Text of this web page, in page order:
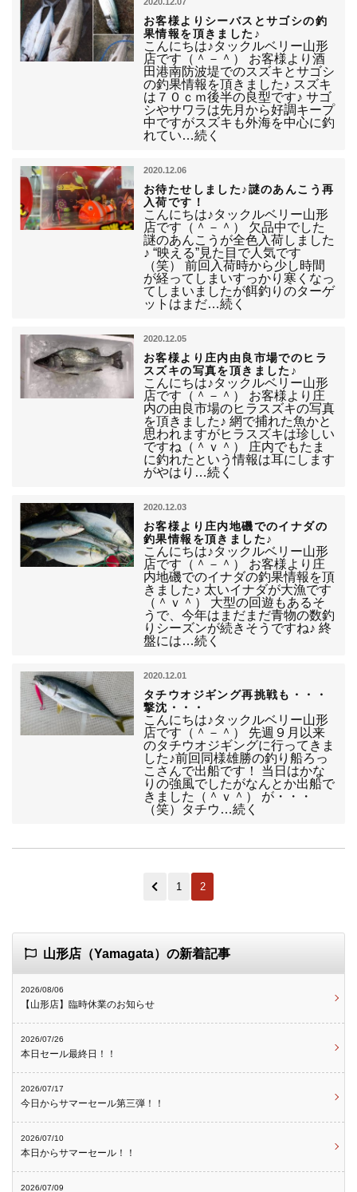
お客様よりシーバスとサゴシの釣
果情報を頂きました♪
こんにちは♪タックルベリー山形
店です（＾－＾） お客様より酒
田港南防波堤でのスズキとサゴシ
の釣果情報を頂きました♪ スズキ
は７０ｃｍ後半の良型です♪ サゴ
シやサワラは先月から好調キープ
中ですがスズキも外海を中心に釣
れてい…続く
2020.12.06
お待たせしました♪謎のあんこう再
入荷です！
こんにちは♪タックルベリー山形
店です（＾－＾） 欠品中でした
謎のあんこうが全色入荷しました
♪ “映える”見た目で人気です
（笑） 前回入荷時から少し時間
が経ってしまいすっかり寒くなっ
てしまいましたが餌釣りのターゲ
ットはまだ…続く
2020.12.05
お客様より庄内由良市場でのヒラ
スズキの写真を頂きました♪
こんにちは♪タックルベリー山形
店です（＾－＾） お客様より庄
内の由良市場のヒラスズキの写真
を頂きました♪ 網で捕れた魚かと
思われますがヒラスズキは珍しい
ですね（＾ｖ＾） 庄内でもたま
に釣れたという情報は耳にします
がやはり…続く
2020.12.03
お客様より庄内地磯でのイナダの
釣果情報を頂きました♪
こんにちは♪タックルベリー山形
店です（＾－＾） お客様より庄
内地磯でのイナダの釣果情報を頂
きました♪ 太いイナダが大漁です
（＾ｖ＾） 大型の回遊もあるそ
うで、今年はまだまだ青物の数釣
りシーズンが続きそうですね♪ 終
盤には…続く
2020.12.01
タチウオジギング再挑戦も・・・
撃沈・・・
こんにちは♪タックルベリー山形
店です（＾－＾） 先週９月以来
のタチウオジギングに行ってきま
した♪前回同様雄勝の釣り船ろっ
こさんで出船です！ 当日はかな
りの強風でしたがなんとか出船で
きました（＾ｖ＾） が・・・
（笑）タチウ…続く
1 2
山形店（Yamagata）の新着記事
2026/08/06
【山形店】臨時休業のお知らせ
2026/07/26
本日セール最終日！！
2026/07/17
今日からサマーセール第三弾！！
2026/07/10
本日からサマーセール！！
2026/07/09